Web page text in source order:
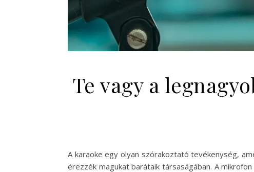
Te vagy a
A karaoke egy olyan szórakoztató tevékenység,
érezzék magukat barátaik társaságában. A